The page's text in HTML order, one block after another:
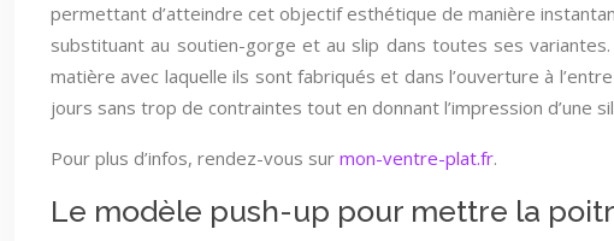
permettant d’atteindre cet objectif esthétique de manière
substituant au soutien-gorge et au slip dans toutes ses
matière avec laquelle ils sont fabriqués et dans l’ouverture à
jours sans trop de contraintes tout en donnant l’impression d’une
Pour plus d’infos, rendez-vous sur mon-ventre-plat.fr.
Le modèle push-up pour mettre la